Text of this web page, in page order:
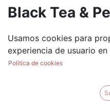
Black Tea &
(0 reseña)
$5.99
Usamos cookies para
experiencia de usuario
Política de cookies